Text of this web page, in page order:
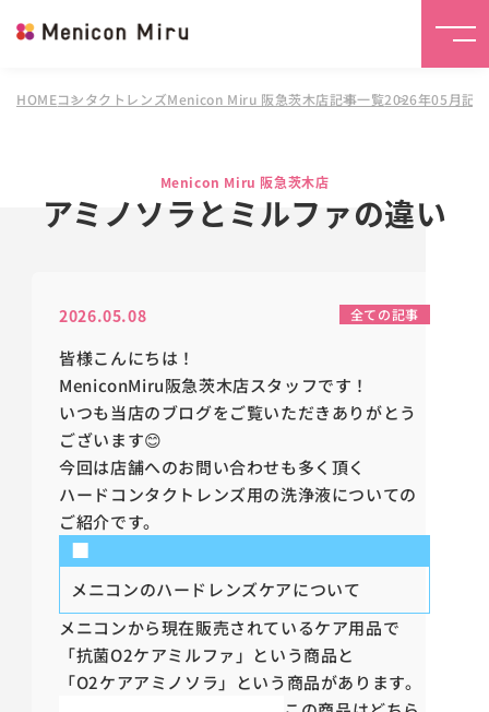
HOMEコンタクトレンズMenicon Miru 阪急茨木店記事一覧2026年05月記
Menicon Miru 阪急茨木店
アミノソラとミルファの違い
2026.05.08 全ての記事
皆様こんにちは！
MeniconMiru阪急茨木店スタッフです！
いつも当店のブログをご覧いただきありがとう
ございます😊
今回は店舗へのお問い合わせも多く頂く
ハードコンタクトレンズ用の洗浄液についての
ご紹介です。
■
メニコンのハードレンズケアについて
メニコンから現在販売されているケア用品で
「抗菌O2ケアミルファ」という商品と
「O2ケアアミノソラ」という商品があります。